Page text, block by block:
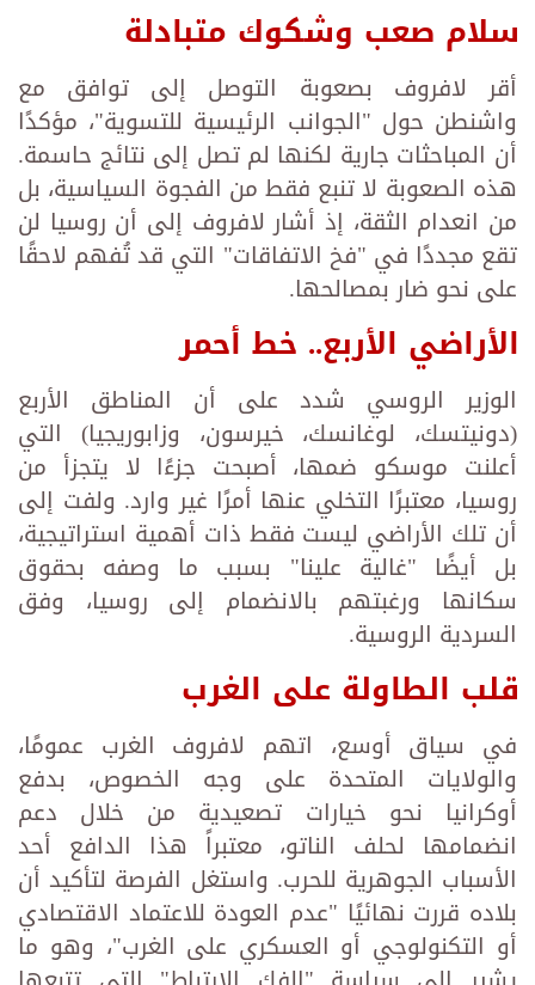
سلام صعب وشكوك متبادلة
أقر لافروف بصعوبة التوصل إلى توافق مع
واشنطن حول "الجوانب الرئيسية للتسوية"، مؤكدًا
أن المباحثات جارية لكنها لم تصل إلى نتائج حاسمة.
هذه الصعوبة لا تنبع فقط من الفجوة السياسية، بل
من انعدام الثقة، إذ أشار لافروف إلى أن روسيا لن
تقع مجددًا في "فخ الاتفاقات" التي قد تُفهم لاحقًا
على نحو ضار بمصالحها.
الأراضي الأربع.. خط أحمر
الوزير الروسي شدد على أن المناطق الأربع
(دونيتسك، لوغانسك، خيرسون، وزابوريجيا) التي
أعلنت موسكو ضمها، أصبحت جزءًا لا يتجزأ من
روسيا، معتبرًا التخلي عنها أمرًا غير وارد. ولفت إلى
أن تلك الأراضي ليست فقط ذات أهمية استراتيجية،
بل أيضًا "غالية علينا" بسبب ما وصفه بحقوق
سكانها ورغبتهم بالانضمام إلى روسيا، وفق
السردية الروسية.
قلب الطاولة على الغرب
في سياق أوسع، اتهم لافروف الغرب عمومًا،
والولايات المتحدة على وجه الخصوص، بدفع
أوكرانيا نحو خيارات تصعيدية من خلال دعم
انضمامها لحلف الناتو، معتبراً هذا الدافع أحد
الأسباب الجوهرية للحرب. واستغل الفرصة لتأكيد أن
بلاده قررت نهائيًا "عدم العودة للاعتماد الاقتصادي
أو التكنولوجي أو العسكري على الغرب"، وهو ما